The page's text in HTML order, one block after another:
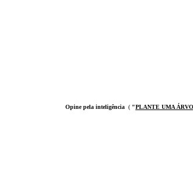
Opine pela inteligência ( "PLANTE UMA